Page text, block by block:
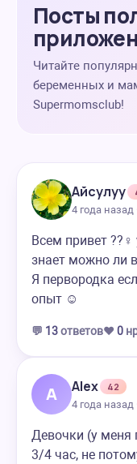
Посты
Читайте
беременных и
Supermomsclub!
Айсулуу
4 года назад
Всем привет ??‍♀️
знает можно ли
Я первородка
опыт ☺️
💬 13ответов❤️ 0
A Alex
42
4 года назад
Девочки (у
3/4 час, не